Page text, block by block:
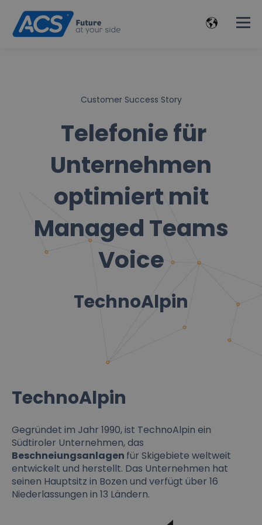
Customer Success Story
Telefonie für
Unternehmen
optimiert mit
Managed Teams
Voice
TechnoAlpin
TechnoAlpin
Gegründet im Jahr 1990, ist TechnoAlpin ein
Südtiroler Unternehmen, das
Beschneiungsanlagen für Skigebiete weltweit
entwickelt und herstellt. Das Unternehmen hat
seinen Hauptsitz in Bozen und verfügt über 16
Niederlassungen in 13 Ländern.